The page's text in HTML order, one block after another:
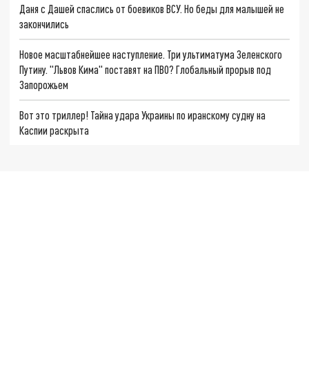
Даня с Дашей спаслись от боевиков ВСУ. Но беды для малышей не
закончились
Новое масштабнейшее наступление. Три ультиматума Зеленского
Путину. "Львов Кима" поставят на ПВО? Глобальный прорыв под
Запорожьем
Вот это триллер! Тайна удара Украины по иранскому судну на
Каспии раскрыта